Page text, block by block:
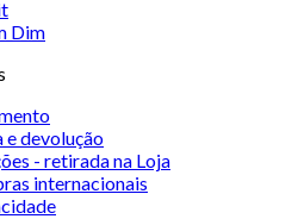
Dim
devolução
- retirada na Loja
internacionais